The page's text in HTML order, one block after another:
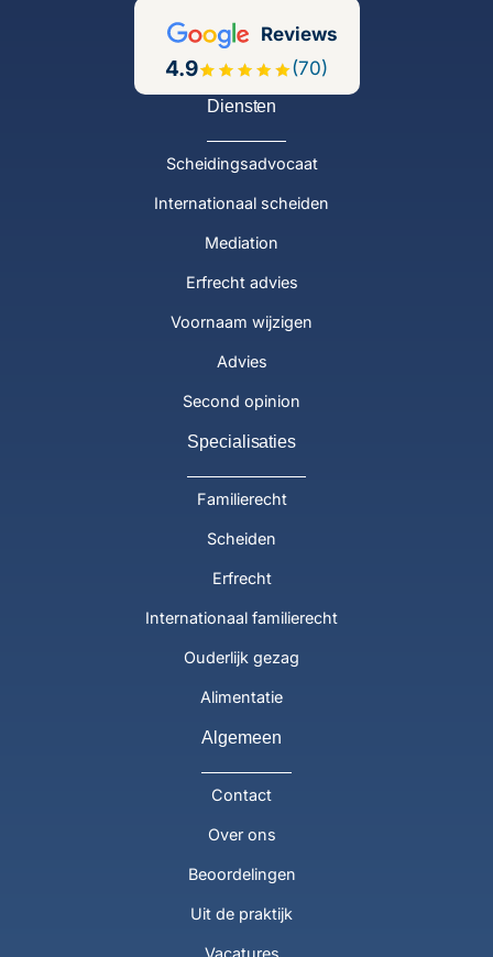
Reviews
4.9 (70)
Diensten
Scheidingsadvocaat
Internationaal scheiden
Mediation
Erfrecht advies
Voornaam wijzigen
Advies
Second opinion
Specialisaties
Familierecht
Scheiden
Erfrecht
Internationaal familierecht
Ouderlijk gezag
Alimentatie
Algemeen
Contact
Over ons
Beoordelingen
Uit de praktijk